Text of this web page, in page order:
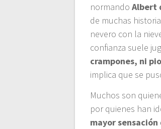
normandoAlbert
de muchas
nevero con la
confianza suele
crampones, ni
implica que se
Muchos son
por quienes han
mayor